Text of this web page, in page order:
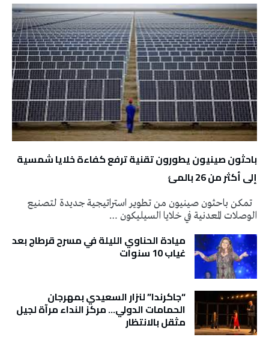
باحثون صينيون يطورون تقنية ترفع كفاءة خلايا شمسية
إلى أكثر من 26 بالمئ
تمكن باحثون صينيون من تطوير استراتيجية جديدة لتصنيع
الوصلات المعدنية في خلايا السيليكون …
ميادة الحناوي الليلة في مسرح قرطاج بعد
غياب 10 سنوات
“جاكرندا” لنزار السعيدي بمهرجان
الحمامات الدولي… مركز النداء مرآة لجيل
مثقل بالانتظار